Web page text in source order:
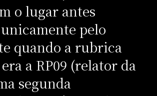
o lugar antes
pelo
quando a rubrica
a RP09 (relator da
segunda